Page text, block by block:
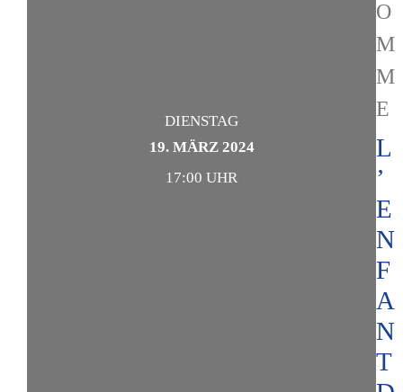
DIENSTAG
19. MÄRZ 2024
17:00 UHR
L
’
E
N
F
A
N
T
O
M
M
E